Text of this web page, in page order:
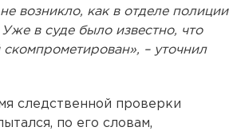
возникло, как в отделе полиции
Уже в суде было известно, что
скомпрометирован», – уточнил
следственной проверки
по его словам,